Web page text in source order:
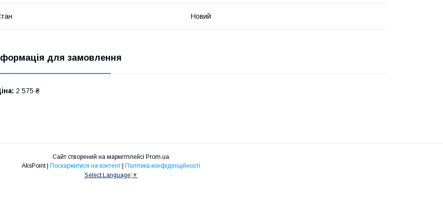
Новий
для замовлення
2 575 ₴
Сайт створений на маркетплейсі Prom.ua
AksPoint | Поскаржитися на контент | Політика конфіденційності
Select Language ▼